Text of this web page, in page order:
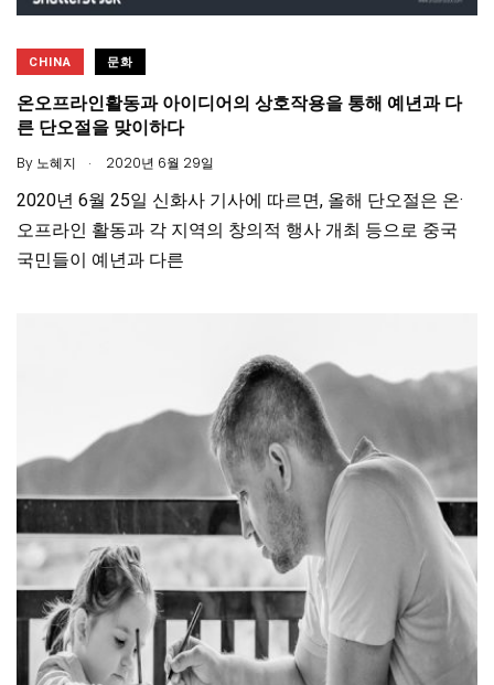
CHINA 문화
온오프라인활동과 아이디어의 상호작용을 통해 예년과 다
른 단오절을 맞이하다
By 노혜지 . 2020년 6월 29일
2020년 6월 25일 신화사 기사에 따르면, 올해 단오절은 온·
오프라인 활동과 각 지역의 창의적 행사 개최 등으로 중국
국민들이 예년과 다른